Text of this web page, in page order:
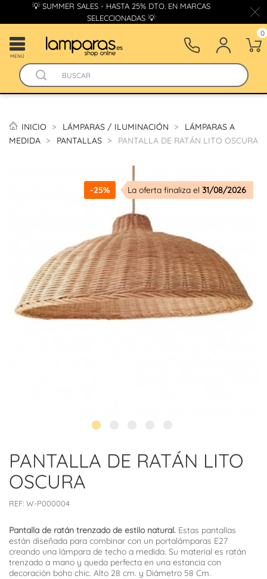
💡 SUMMER SALES - HASTA 25% DTO. EN MARCAS
SELECCIONADAS 💡
MENÚ
0
INICIO LÁMPARAS / ILUMINACIÓN
LÁMPARAS A
MEDIDA
PANTALLAS PANTALLA DE RATÁN LITO OSCURA
-25% La oferta finaliza el 31/08/2026
PANTALLA DE RATÁN LITO
OSCURA
REF: W-P000004
Pantalla de ratán trenzado de estilo natural. Estas pantallas
están diseñada para combinar con un portalámparas E27
creando una lámpara de techo a medida. Su material es ratán
trenzado a mano y queda perfecta en una estancia con
decoración boho chic. Alto 28 cm. y Diámetro 58 Cm.